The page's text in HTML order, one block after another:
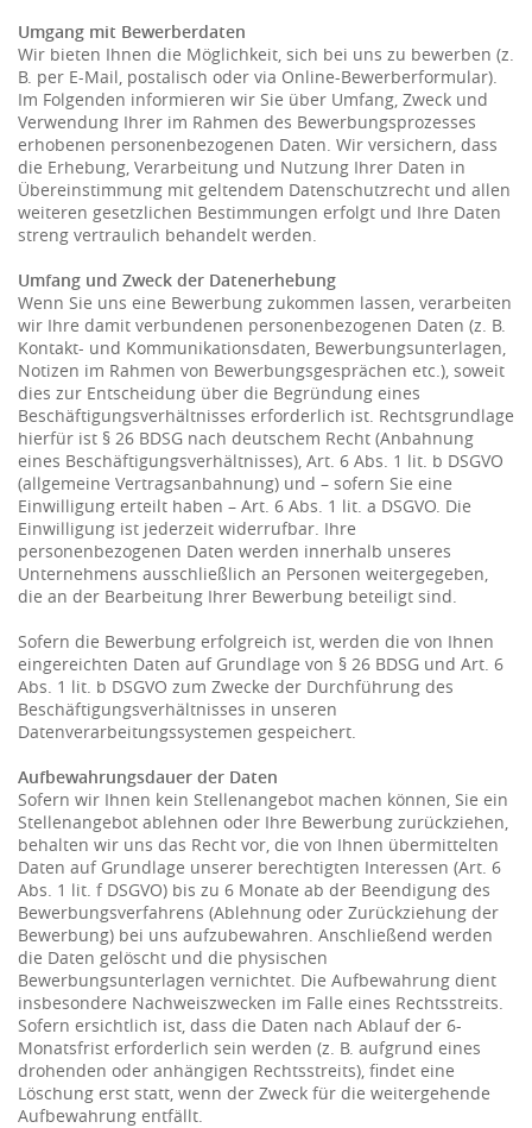
Umgang mit Bewerberdaten
Wir bieten Ihnen die Möglichkeit, sich bei uns zu bewerben (z.
B. per E-Mail, postalisch oder via Online-Bewerberformular).
Im Folgenden informieren wir Sie über Umfang, Zweck und
Verwendung Ihrer im Rahmen des Bewerbungsprozesses
erhobenen personenbezogenen Daten. Wir versichern, dass
die Erhebung, Verarbeitung und Nutzung Ihrer Daten in
Übereinstimmung mit geltendem Datenschutzrecht und allen
weiteren gesetzlichen Bestimmungen erfolgt und Ihre Daten
streng vertraulich behandelt werden.
Umfang und Zweck der Datenerhebung
Wenn Sie uns eine Bewerbung zukommen lassen, verarbeiten
wir Ihre damit verbundenen personenbezogenen Daten (z. B.
Kontakt- und Kommunikationsdaten, Bewerbungsunterlagen,
Notizen im Rahmen von Bewerbungsgesprächen etc.), soweit
dies zur Entscheidung über die Begründung eines
Beschäftigungsverhältnisses erforderlich ist. Rechtsgrundlage
hierfür ist § 26 BDSG nach deutschem Recht (Anbahnung
eines Beschäftigungsverhältnisses), Art. 6 Abs. 1 lit. b DSGVO
(allgemeine Vertragsanbahnung) und – sofern Sie eine
Einwilligung erteilt haben – Art. 6 Abs. 1 lit. a DSGVO. Die
Einwilligung ist jederzeit widerrufbar. Ihre
personenbezogenen Daten werden innerhalb unseres
Unternehmens ausschließlich an Personen weitergegeben,
die an der Bearbeitung Ihrer Bewerbung beteiligt sind.
Sofern die Bewerbung erfolgreich ist, werden die von Ihnen
eingereichten Daten auf Grundlage von § 26 BDSG und Art. 6
Abs. 1 lit. b DSGVO zum Zwecke der Durchführung des
Beschäftigungsverhältnisses in unseren
Datenverarbeitungssystemen gespeichert.
Aufbewahrungsdauer der Daten
Sofern wir Ihnen kein Stellenangebot machen können, Sie ein
Stellenangebot ablehnen oder Ihre Bewerbung zurückziehen,
behalten wir uns das Recht vor, die von Ihnen übermittelten
Daten auf Grundlage unserer berechtigten Interessen (Art. 6
Abs. 1 lit. f DSGVO) bis zu 6 Monate ab der Beendigung des
Bewerbungsverfahrens (Ablehnung oder Zurückziehung der
Bewerbung) bei uns aufzubewahren. Anschließend werden
die Daten gelöscht und die physischen
Bewerbungsunterlagen vernichtet. Die Aufbewahrung dient
insbesondere Nachweiszwecken im Falle eines Rechtsstreits.
Sofern ersichtlich ist, dass die Daten nach Ablauf der 6-
Monatsfrist erforderlich sein werden (z. B. aufgrund eines
drohenden oder anhängigen Rechtsstreits), findet eine
Löschung erst statt, wenn der Zweck für die weitergehende
Aufbewahrung entfällt.